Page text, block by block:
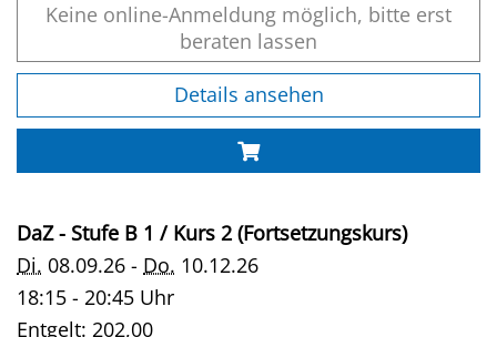
Keine online-Anmeldung möglich, bitte erst
beraten lassen
Details ansehen
DaZ - Stufe B 1 / Kurs 2 (Fortsetzungskurs)
Di. 08.09.26 - Do. 10.12.26
18:15 - 20:45 Uhr
Entgelt: 202,00